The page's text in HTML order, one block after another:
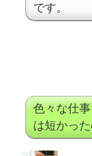
です。
色々な仕
は短かった